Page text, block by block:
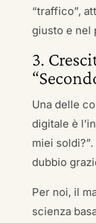
“traffico”,
giusto e nel
3.
Una delle
digitale è
miei
dubbio
Per noi, il
scienza